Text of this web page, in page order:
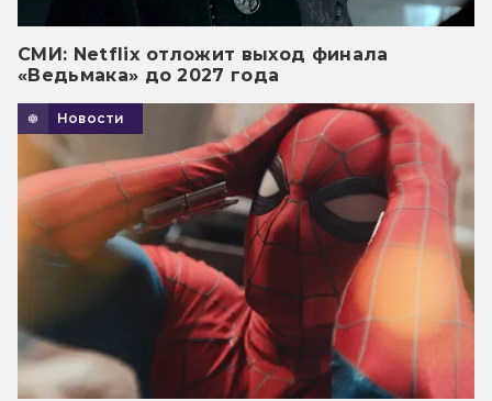
СМИ: Netflix отложит выход финала
«Ведьмака» до 2027 года
Новости